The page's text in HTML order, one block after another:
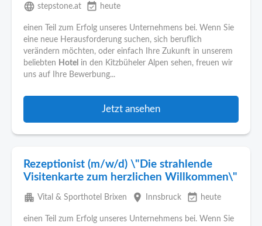
language stepstone.at event_available heute
einen Teil zum Erfolg unseres Unternehmens bei. Wenn Sie
eine neue Herausforderung suchen, sich beruflich
verändern möchten, oder einfach Ihre Zukunft in unserem
beliebten Hotel in den Kitzbüheler Alpen sehen, freuen wir
uns auf Ihre Bewerbung...
Jetzt ansehen
Rezeptionist (m/w/d) \"Die strahlende
Visitenkarte zum herzlichen Willkommen\"
apartment Vital & Sporthotel Brixen place Innsbruck event_available heute
einen Teil zum Erfolg unseres Unternehmens bei. Wenn Sie